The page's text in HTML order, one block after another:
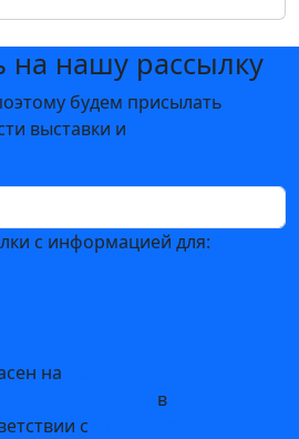
на нашу рассылку
будем присылать
выставки и
с информацией для:
на
в
с